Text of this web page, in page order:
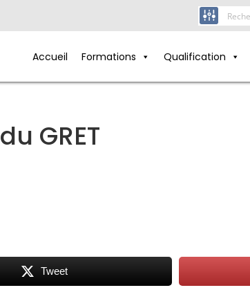
Accueil Formations Qualification
du GRET
Tweet